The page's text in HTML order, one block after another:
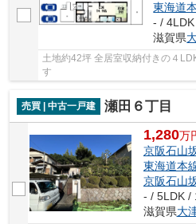
東海道
- /
滋賀県
土地約42坪 全居室収納付きの４
す
売買 | 中古一戸建 瀬田６丁目
1,280万
京阪石山
東海道本
京阪石山
- / 5LDK /
滋賀県大